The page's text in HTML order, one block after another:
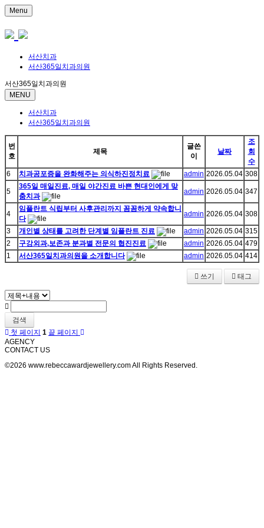
Menu
서산치과
서산365일치과의원
서산365일치과의원
MENU
서산치과
서산365일치과의원
번
호
제목
글쓴
이
날짜
조
회
수
6
치과공포증을 완화해주는 의식하진정치료 admin 2026.05.04 308
5
365일 매일진료, 매일 야간진료 바쁜 현대인에게 맞
춤치과
admin 2026.05.04 347
4
임플란트 식립부터 사후관리까지 꼼꼼하게 약속합니
다
admin 2026.05.04 308
3 개인별 상태를 고려한 단계별 임플란트 진료 admin 2026.05.04 315
2
구강외과,보존과 분과별 전문의 협진진료 admin 2026.05.04 479
1
서산365일치과의원을 소개합니다 admin 2026.05.04 414
쓰기 태그
검색
첫 페이지 1 끝 페이지
AGENCY
CONTACT US
©2026 www.rebeccawardjewellery.com All Rights Reserved.